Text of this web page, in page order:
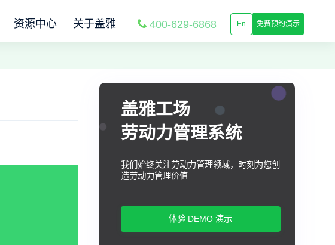
资源中心 关于盖雅 400-629-6868 En 免费预约演示
盖雅工场
劳动力管理系统
我们始终关注劳动力管理领域，时刻为您创
造劳动力管理价值
体验 DEMO 演示